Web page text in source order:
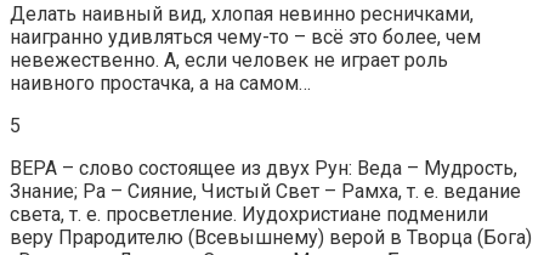
Делать наивный вид, хлопая невинно ресничками,
наигранно удивляться чему-то – всё это более, чем
невежественно. А, если человек не играет роль
наивного простачка, а на самом…
5
ВЕРА – слово состоящее из двух Рун: Веда – Мудрость,
Знание; Ра – Сияние, Чистый Свет – Рамха, т. е. ведание
света, т. е. просветление. Иудохристиане подменили
веру Прародителю (Всевышнему) верой в Творца (Бога)